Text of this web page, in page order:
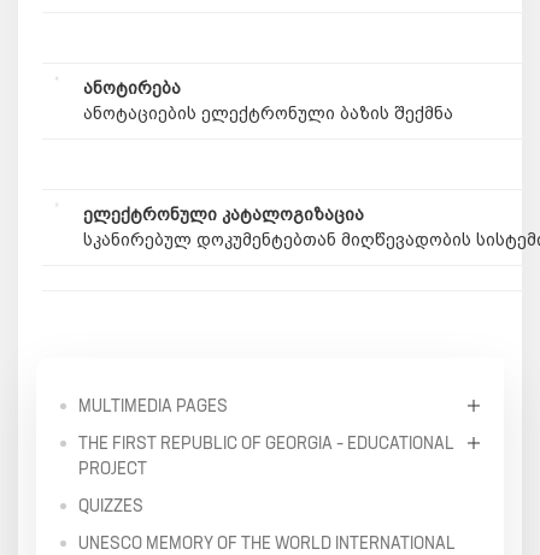
ანოტირება
ანოტაციების ელექტრონული ბაზის შექმნა
ელექტრონული კატალოგიზაცია
სკანირებულ დოკუმენტებთან მიღწევადობის
MULTIMEDIA PAGES
THE FIRST REPUBLIC OF GEORGIA – EDUCATIONAL
PROJECT
QUIZZES
UNESCO MEMORY OF THE WORLD INTERNATIONAL